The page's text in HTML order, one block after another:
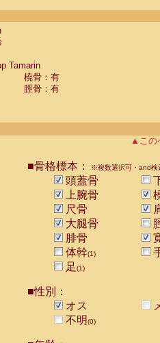
Tamarin
橈骨：有
脛骨：有
▲この
■骨格標本： ※複数選択可・and検
頭蓋骨
上腕骨
尺骨
大腿骨
腓骨
体幹(1)
足(1)
■性別：
オス
不明(0)